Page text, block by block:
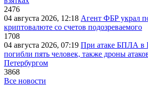
2476
04 августа 2026, 12:18 Агент ФБР украл
криптовалюте со счетов подозреваемого
1708
04 августа 2026, 07:19 При атаке БПЛА в
погибли пять человек, также дроны
Петербургом
3868
Все новости